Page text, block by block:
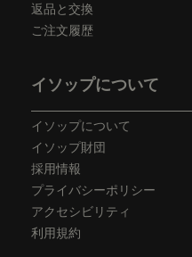
返品と交換
ご注文履歴
イソップについて
イソップについて
イソップ財団
採用情報
プライバシーポリシー
アクセシビリティ
利用規約